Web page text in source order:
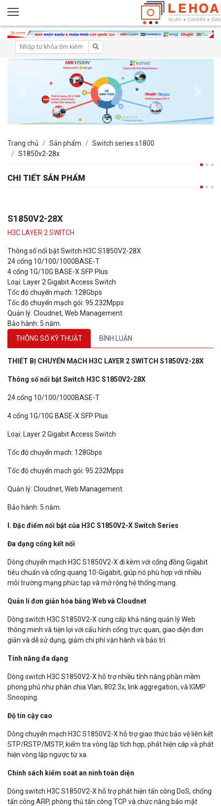
Trang chủ Sản phẩm
Switch series s1800
S1850v2-28x
CHI TIẾT SẢN PHẨM
S1850V2-28X
H3C LAYER 2 SWITCH
Thông số nổi bật Switch H3C S1850V2-28X
24 cổng 10/100/1000BASE-T
4 cổng 1G/10G BASE-X SFP Plus
Loại: Layer 2 Gigabit Access Switch
Tốc độ chuyển mạch: 128Gbps
Tốc độ chuyển mạch gói: 95.232Mpps
Quản lý: Cloudnet, Web Management.
Bảo hành: 5 năm.
THÔNG SỐ KỸ THUẬT
BÌNH LUẬN
THIẾT BỊ CHUYỂN MẠCH H3C LAYER 2 SWITCH S1850V2-28X
Thông số nổi bật Switch H3C S1850V2-28X
24 cổng 10/100/1000BASE-T
4 cổng 1G/10G BASE-X SFP Plus
Loại: Layer 2 Gigabit Access Switch
Tốc độ chuyển mạch: 128Gbps
Tốc độ chuyển mạch gói: 95.232Mpps
Quản lý: Cloudnet, Web Management.
Bảo hành: 5 năm.
I. Đặc điểm nổi bật của H3C S1850V2-XSwitch Series
Đa dạng cổng kết nối
Dòng chuyển mạch H3C S1850V2-X đi kèm với cổng đồng Gigabit
tiêu chuẩn và cổng quang 10-Gigabit, giúp nó phù hợp với nhiều
môi trường mạng phức tạp và mở rộng hệ thống mạng.
Quản lí đơn giản hóa bằng Web và Cloudnet
Dòng switch H3C S1850V2-X cung cấp khả năng quản lý Web
thông minh và tiện lợi với cấu hình cổng trực quan, giao diện đơn
giản và dễ sử dụng, giảm chi phí vận hành và bảo trì.
Tính năng đa dạng
Dòng switch H3C S1850V2-X hỗ trợ nhiều tính năng phần mềm
phong phú như phân chia Vlan, 802.3x, link aggregation, và IGMP
Snooping.
Độ tin cậy cao
Dòng chuyển mạch H3C S1850V2-X hỗ trợ giao thức bảo vệ liên kết
STP/RSTP/MSTP, kiểm tra vòng lặp tích hợp, phát hiện cáp và phát
hiện vòng lặp ngược từ xa.
Chính sách kiểm soát an ninh toàn diện
Dòng switch H3C S1850V2-X hỗ trợ phát hiện tấn công DoS, chống
tấn công ARP, phòng thủ tấn công TCP và chức năng bảo mật